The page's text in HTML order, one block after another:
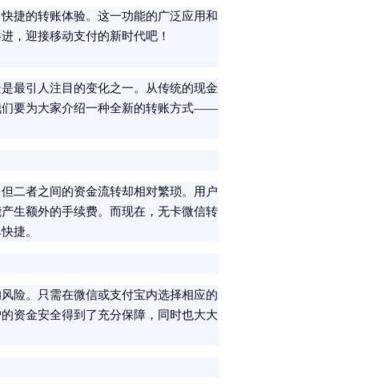
捷的转账体验。这一功能的广泛应用和
，迎接移动支付的新时代吧！
最引人注目的变化之一。从传统的现金
们要为大家介绍一种全新的转账方式——
二者之间的资金流转却相对繁琐。用户
生额外的手续费。而现在，无卡微信转
捷。
险。只需在微信或支付宝内选择相应的
资金安全得到了充分保障，同时也大大